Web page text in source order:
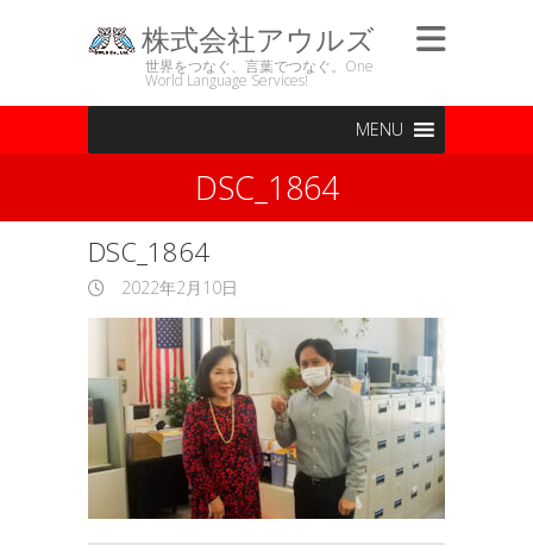
株式会社アウルズ
世界をつなぐ、言葉でつなぐ。One
World Language Services!
MENU
DSC_1864
DSC_1864
2022年2月10日